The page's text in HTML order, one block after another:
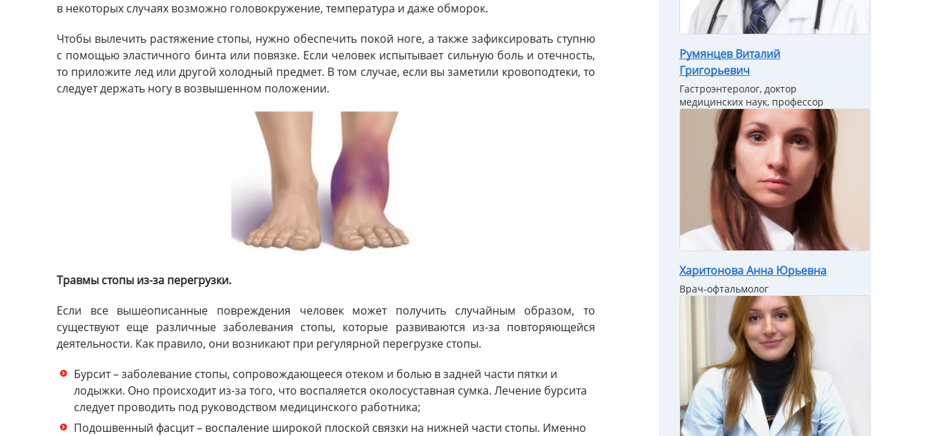
в некоторых случаях возможно головокружение, температура и даже обморок.
Чтобы вылечить растяжение стопы, нужно обеспечить покой ноге, а также зафиксировать ступню
с помощью эластичного бинта или повязке. Если человек испытывает сильную боль и отечность,
то приложите лед или другой холодный предмет. В том случае, если вы заметили кровоподтеки, то
следует держать ногу в возвышенном положении.
Травмы стопы из-за перегрузки.
Если все вышеописанные повреждения человек может получить случайным образом, то
существуют еще различные заболевания стопы, которые развиваются из-за повторяющейся
деятельности. Как правило, они возникают при регулярной перегрузке стопы.
Бурсит – заболевание стопы, сопровождающееся отеком и болью в задней части пятки и
лодыжки. Оно происходит из-за того, что воспаляется околосуставная сумка. Лечение бурсита
следует проводить под руководством медицинского работника;
Подошвенный фасцит – воспаление широкой плоской связки на нижней части стопы. Именно
Румянцев Виталий
Григорьевич
Гастроэнтеролог, доктор
медицинских наук, профессор
Харитонова Анна Юрьевна
Врач-офтальмолог